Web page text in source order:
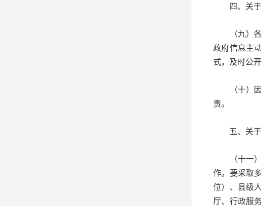
四、关于
（九）各
政府信息主
式，及时公
（十）因
责。
五、关于
（十一）
作。要采取
位）、县级
厅、行政服